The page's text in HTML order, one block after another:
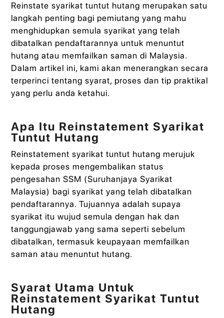
Reinstate syarikat tuntut hutang merupakan satu
langkah penting bagi pemiutang yang mahu
menghidupkan semula syarikat yang telah
dibatalkan pendaftarannya untuk menuntut
hutang atau memfailkan saman di Malaysia.
Dalam artikel ini, kami akan menerangkan secara
terperinci tentang syarat, proses dan tip praktikal
yang perlu anda ketahui.
Apa Itu Reinstatement Syarikat
Tuntut Hutang
Reinstatement syarikat tuntut hutang merujuk
kepada proses mengembalikan status
pengesahan SSM (Suruhanjaya Syarikat
Malaysia) bagi syarikat yang telah dibatalkan
pendaftarannya. Tujuannya adalah supaya
syarikat itu wujud semula dengan hak dan
tanggungjawab yang sama seperti sebelum
dibatalkan, termasuk keupayaan memfailkan
saman atau menuntut hutang.
Syarat Utama Untuk
Reinstatement Syarikat Tuntut
Hutang